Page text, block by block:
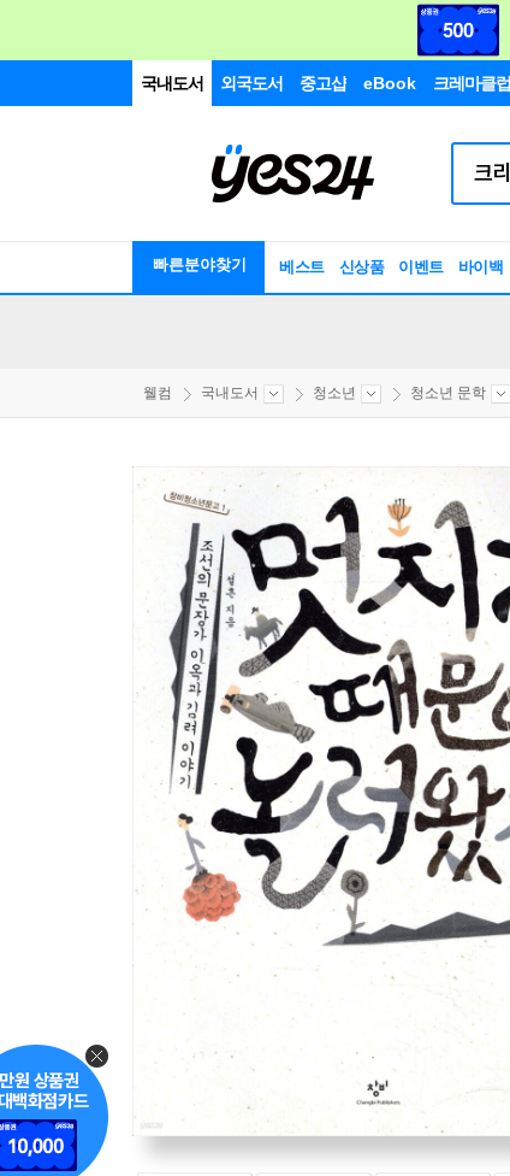
국내도서 외국도서 중고샵 eBook 크레마클럽
빠른분야찾기 베스트 신상품 이벤트 바이백
웰컴 국내도서 청소년 청소년 문학